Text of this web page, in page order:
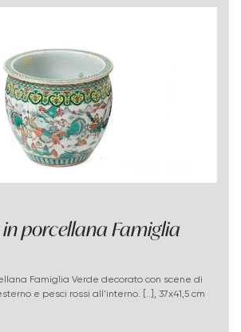
porcellana Famiglia
e pesci rossi all'interno. [..], 37x41,5 cm